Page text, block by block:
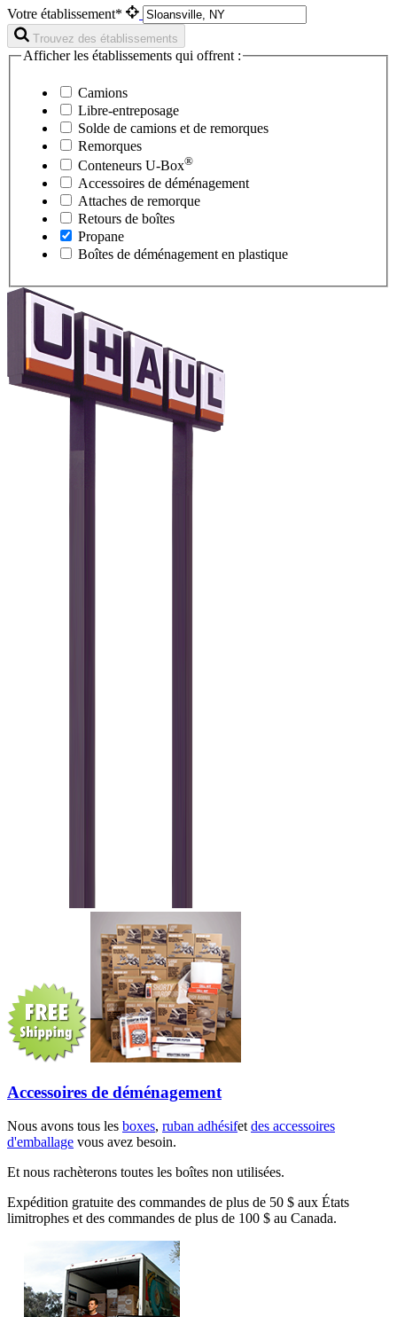
Votre établissement*
Trouvez des établissements
Afficher les établissements qui offrent :
Camions
Libre-entreposage
Solde de camions et de remorques
Remorques
Conteneurs U-Box®
Accessoires de déménagement
Attaches de remorque
Retours de boîtes
Propane
Boîtes de déménagement en plastique
Accessoires de déménagement
Nous avons tous les boxes, ruban adhésifetdes accessoires
d'emballage vous avez besoin.
Et nous rachèterons toutes les boîtes non utilisées.
Expédition gratuite des commandes de plus de 50 $ aux États
limitrophes et des commandes de plus de 100 $ au Canada.